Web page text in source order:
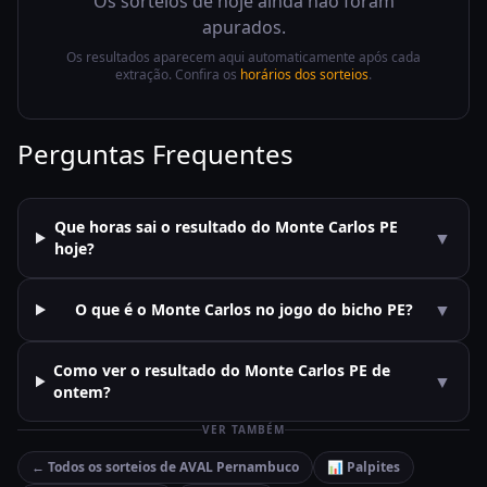
apurados.
Os resultados aparecem aqui automaticamente após cada
extração. Confira os horários dos sorteios.
Perguntas Frequentes
Que horas sai o resultado do Monte Carlos PE
hoje?
▼
O que é o Monte Carlos no jogo do bicho PE? ▼
Como ver o resultado do Monte Carlos PE de
ontem?
▼
VER TAMBÉM
← Todos os sorteios deAVAL Pernambuco 📊 Palpites